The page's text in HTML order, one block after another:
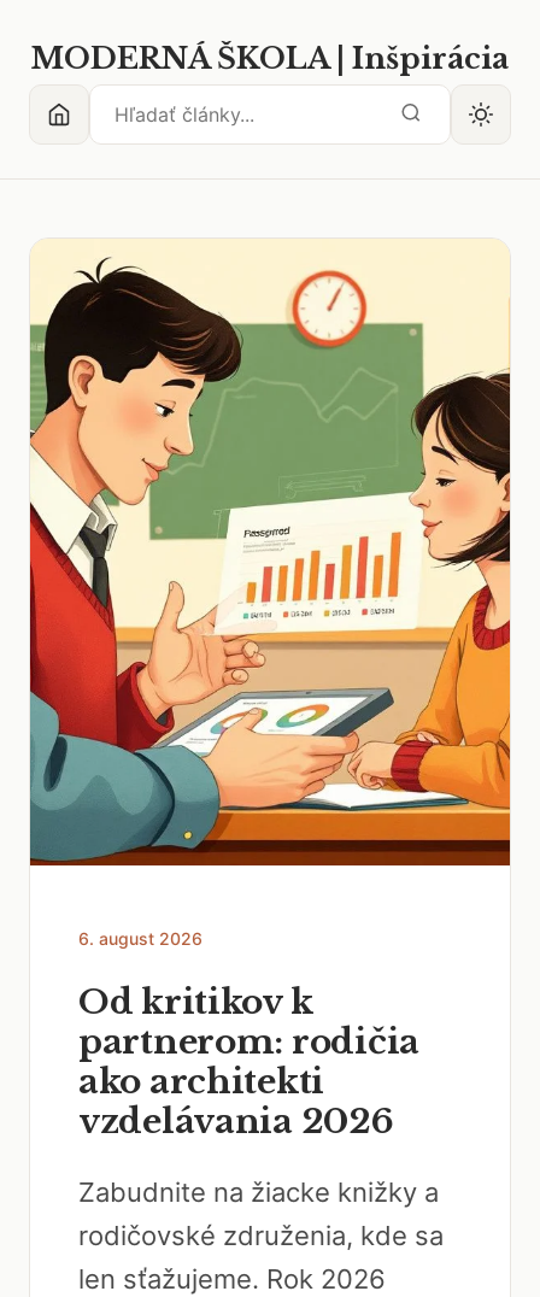
MODERNÁ ŠKOLA | Inšpirácia
6. august 2026
Od kritikov k
partnerom: rodičia
ako architekti
vzdelávania 2026
Zabudnite na žiacke knižky a
rodičovské združenia, kde sa
len sťažujeme. Rok 2026